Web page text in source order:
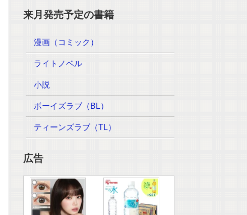
来月発売予定の書籍
漫画（コミック）
ライトノベル
小説
ボーイズラブ（BL）
ティーンズラブ（TL）
広告